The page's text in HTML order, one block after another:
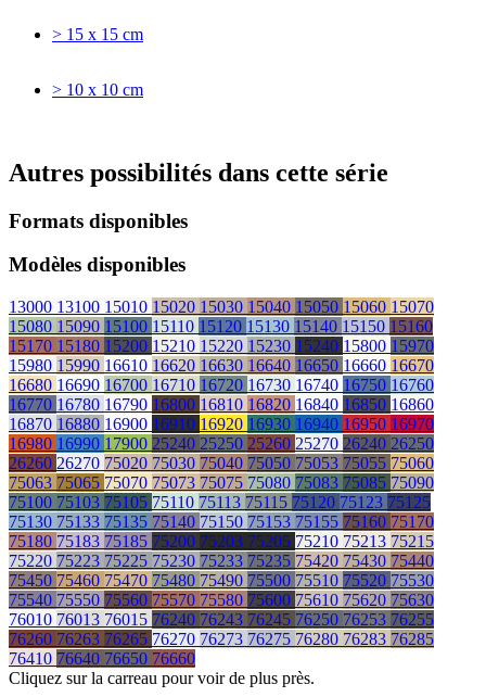
> 15 x 15 cm
> 10 x 10 cm
Autres possibilités dans cette série
Formats disponibles
Modèles disponibles
13000 13100 15010 15020 15030 15040 15050 15060 15070
15080 15090 15100 15110 15120 15130 15140 15150 15160
15170 15180 15200 15210 15220 15230 15240 15800 15970
15980 15990 16610 16620 16630 16640 16650 16660 16670
16680 16690 16700 16710 16720 16730 16740 16750 16760
16770 16780 16790 16800 16810 16820 16840 16850 16860
16870 16880 16900 16910 16920 16930 16940 16950 16970
16980 16990 17900 25240 25250 25260 25270 26240 26250
26260 26270 75020 75030 75040 75050 75053 75055 75060
75063 75065 75070 75073 75075 75080 75083 75085 75090
75100 75103 75105 75110 75113 75115 75120 75123 75125
75130 75133 75135 75140 75150 75153 75155 75160 75170
75180 75183 75185 75200 75203 75205 75210 75213 75215
75220 75223 75225 75230 75233 75235 75420 75430 75440
75450 75460 75470 75480 75490 75500 75510 75520 75530
75540 75550 75560 75570 75580 75600 75610 75620 75630
76010 76013 76015 76240 76243 76245 76250 76253 76255
76260 76263 76265 76270 76273 76275 76280 76283 76285
76410 76640 76650 76660
Cliquez sur la carreau pour voir de plus près.